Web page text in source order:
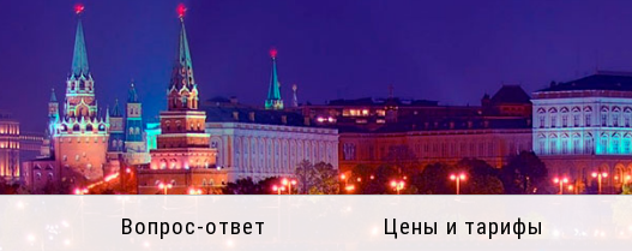
Вопрос-ответ Цены и тарифы